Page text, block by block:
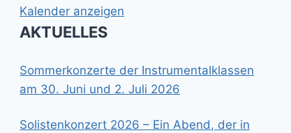
Kalender anzeigen
AKTUELLES
Sommerkonzerte der Instrumentalklassen
am 30. Juni und 2. Juli 2026
Solistenkonzert 2026 – Ein Abend, der in